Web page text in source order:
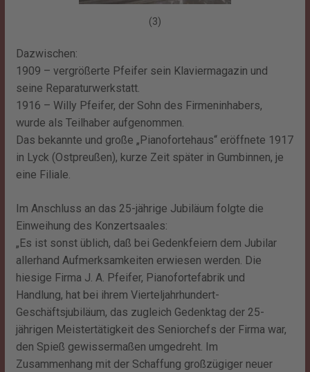
(3)
Dazwischen:
1909 – vergrößerte Pfeifer sein Klaviermagazin und
seine Reparaturwerkstatt.
1916 – Willy Pfeifer, der Sohn des Firmeninhabers,
wurde als Teilhaber aufgenommen.
Das bekannte und große „Pianofortehaus“ eröffnete 1917
in Lyck (Ostpreußen), kurze Zeit später in Gumbinnen, je
eine Filiale.
Im Anschluss an das 25-jährige Jubiläum folgte die
Einweihung des Konzertsaales:
„Es ist sonst üblich, daß bei Gedenkfeiern dem Jubilar
allerhand Aufmerksamkeiten erwiesen werden. Die
hiesige Firma J. A. Pfeifer, Pianofortefabrik und
Handlung, hat bei ihrem Vierteljahrhundert-
Geschäftsjubiläum, das zugleich Gedenktag der 25-
jährigen Meistertätigkeit des Seniorchefs der Firma war,
den Spieß gewissermaßen umgedreht. Im
Zusammenhang mit der Schaffung großzügiger neuer